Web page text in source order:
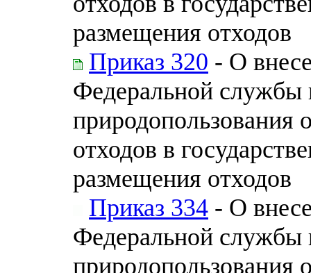
размещения отходов
Приказ 320 - О
Федеральной службы
природопользования
отходов в
размещения отходов
Приказ 334 - О
Федеральной службы
природопользования